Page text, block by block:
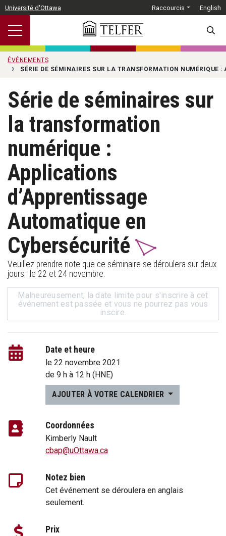
Passer au contenu principal
Université d'Ottawa Raccourcis English
ÉVÉNEMENTS
SÉRIE DE SÉMINAIRES SUR LA TRANSFORMATION NUMÉRIQUE
Série de séminaires sur
la transformation
numérique :
Applications
d’Apprentissage
Automatique en
Cybersécurité
Veuillez prendre note que ce séminaire se déroulera sur deux
jours : le 22 et 24 novembre.
Malheureusement, la date limite pour s'inscrire à cet
événement est passée et vous ne pourrez pas vous
inscire.
Date et heure
le 22 novembre 2021
de 9 hà 12 h(HNE)
AJOUTER À VOTRE CALENDRIER
Coordonnées
Kimberly Nault
cbap@uOttawa.ca
Notez bien
Cet événement se déroulera en anglais
seulement.
Prix